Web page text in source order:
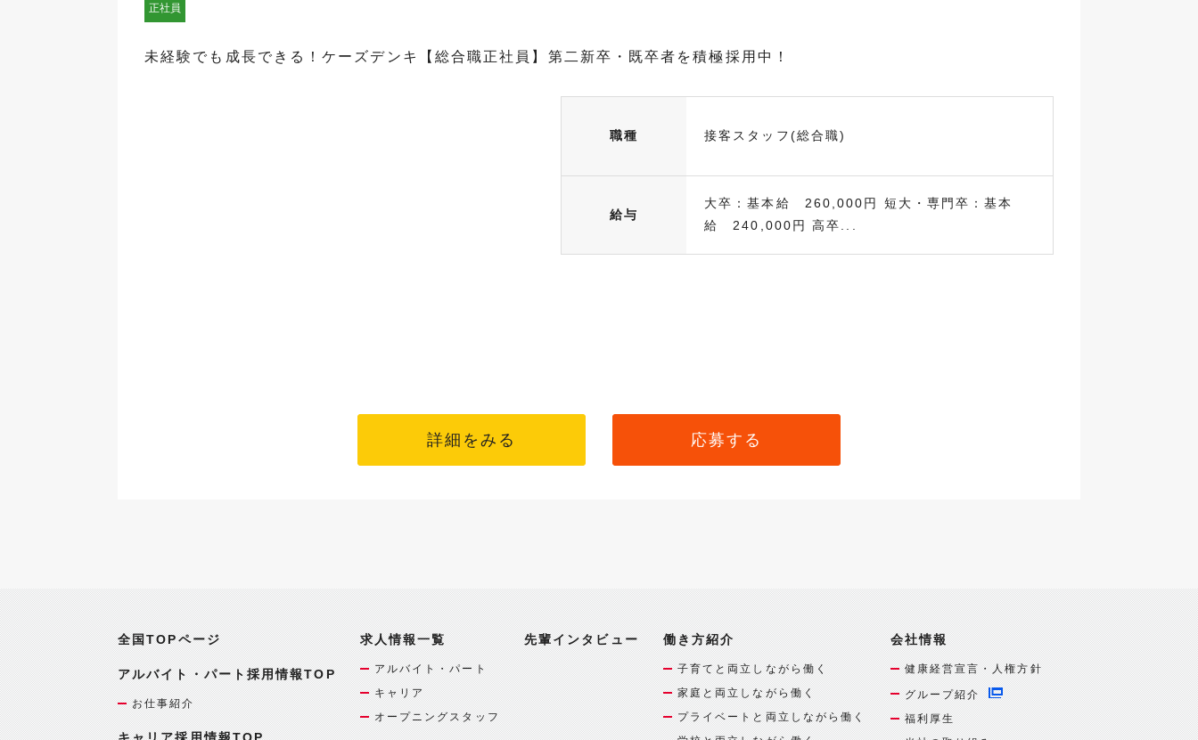
正社員
未経験でも成長できる！ケーズデンキ【総合職正社員】第二新卒・既卒者を積極採用中！
職種 接客スタッフ(総合職)
給与
大卒：基本給 260,000円 短大・専門卒：基本
給 240,000円 高卒...
詳細をみる 応募する
全国TOPページ
アルバイト・パート採用情報TOP
お仕事紹介
キャリア採用情報TOP
求人情報一覧
アルバイト・パート
キャリア
オープニングスタッフ
先輩インタビュー 働き方紹介
子育てと両立しながら働く
家庭と両立しながら働く
プライベートと両立しながら働く
会社情報
健康経営宣言・人権方針
グループ紹介
福利厚生